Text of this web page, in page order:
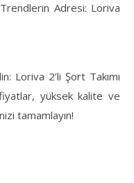
Adresi: Loriva
Loriva 2’li Şort Takımı
yüksek kalite ve
tamamlayın!